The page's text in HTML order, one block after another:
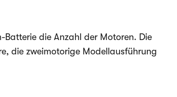
die Anzahl der Motoren. Die
die zweimotorige Modellausführung